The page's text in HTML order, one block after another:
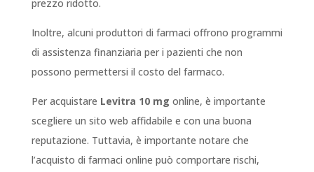
prezzo ridotto.
Inoltre, alcuni produttori di farmaci offrono programmi
di assistenza finanziaria per i pazienti che non
possono permettersi il costo del farmaco.
Per acquistare Levitra 10 mg online, è importante
scegliere un sito web affidabile e con una buona
reputazione. Tuttavia, è importante notare che
l’acquisto di farmaci online può comportare rischi,